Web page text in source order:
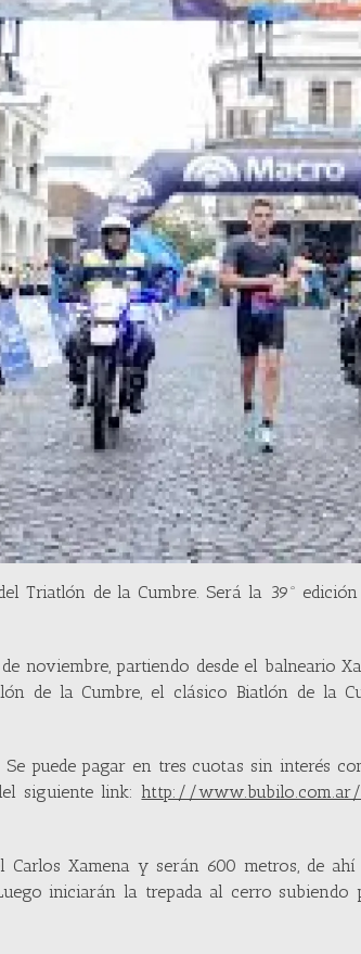
Triatlón de la Cumbre. Será la 39º
noviembre, partiendo desde el balneario
de la Cumbre, el clásico Biatlón de la
puede pagar en tres cuotas sin interés
siguiente link:http://
Xamena y serán 600 metros, de
iniciarán la trepada al cerro